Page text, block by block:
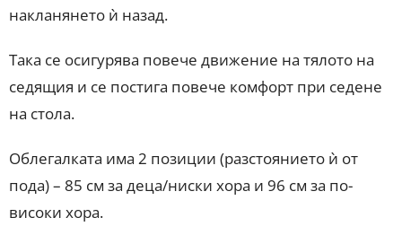
накланянето ѝ назад.
Така се осигурява повече движение на тялото на
седящия и се постига повече комфорт при седене
на стола.
Облегалката има 2 позиции (разстоянието ѝ от
пода) – 85 см за деца/ниски хора и 96 см за по-
високи хора.